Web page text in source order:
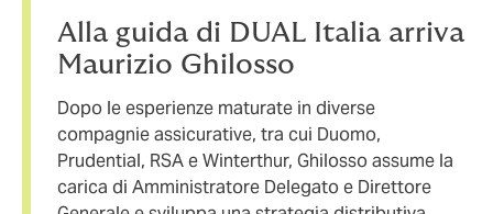
Alla guida di DUAL Italia arriva
Maurizio Ghilosso
Dopo le esperienze maturate in diverse
compagnie assicurative, tra cui Duomo,
Prudential, RSA e Winterthur, Ghilosso assume la
carica di Amministratore Delegato e Direttore